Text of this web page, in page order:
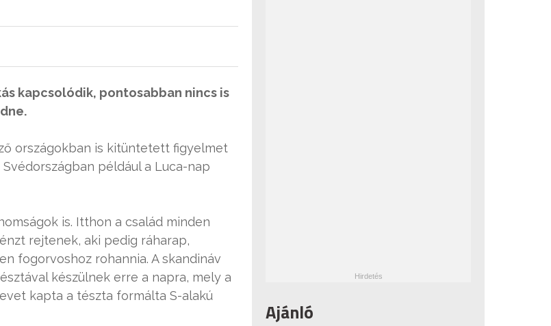
kapcsolódik, pontosabban nincs is
országokban is kitüntetett figyelmet
például a Luca-nap
is. Itthon a család minden
rejtenek, aki pedig ráharap,
fogorvoshoz rohannia. A skandináv
készülnek erre a napra, mely a
kapta a tészta formálta S-alakú
Ajánló